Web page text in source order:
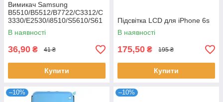
Вимикач Samsung
B5510/B5512/B7722/C3312/C
3330/E2530/i8510/S5610/S61
02
В наявності
36,90 ₴ 41 ₴
Купити
Підсвітка LCD для iPhone 6s
В наявності
175,50 ₴ 195 ₴
Купити
–10% –10%